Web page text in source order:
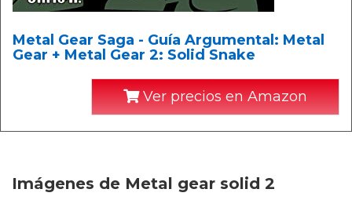
Metal Gear Saga - Guía Argumental: Metal
Gear + Metal Gear 2: Solid Snake
Ver precios en Amazon
Imágenes de Metal gear solid 2